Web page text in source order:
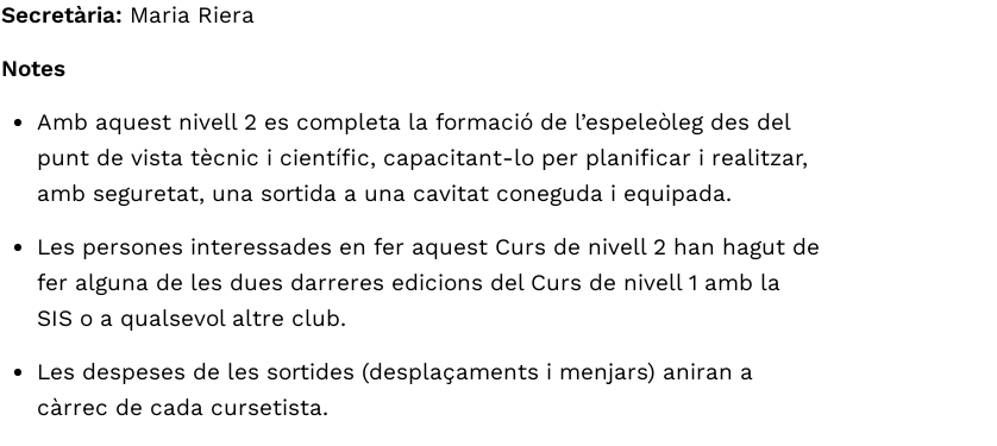
Secretària: Maria Riera
Notes
Amb aquest nivell 2 es completa la formació de l’espeleòleg des del
punt de vista tècnic i científic, capacitant-lo per planificar i realitzar,
amb seguretat, una sortida a una cavitat coneguda i equipada.
Les persones interessades en fer aquest Curs de nivell 2 han hagut de
fer alguna de les dues darreres edicions del Curs de nivell 1 amb la
SIS o a qualsevol altre club.
Les despeses de les sortides (desplaçaments i menjars) aniran a
càrrec de cada cursetista.